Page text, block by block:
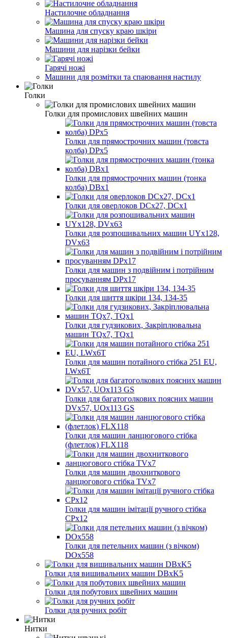
Настилочне обладнання
Машина для спуску краю шкіри
Машини для нарізки бейки
Гарячі ножі
Машини для розмітки та спаювання настилу
Голки
Голки для промислових швейних машин
Голки для прямострочних машин (товста
колба) DPx5
Голки для прямострочних машин (тонка
колба) DBx1
Голки для оверлоков DCх27, DCх1
Голки для розпошивальних машин UYx128,
DVх63
Голки для машин з подвійним і потрійним
просуванням DPx17
Голки для шиття шкіри 134, 134-35
Голки для гудзикових, Закріплювальна
машин TQх7, TQх1
Голки для машин потайного стібка 251 EU,
LWx6T
Голки для багатоголкових поясних машин
DVx57, UOx113 GS
Голки для машин ланцюгового стібка
(флетлок) FLX118
Голки для машин двохниткового
ланцюгового стібка TVх7
Голки для машин імітації ручного стібка
CPх12
Голки для петельних машин (з вічком)
DOх558
Голки для вишивальних машин DBxK5
Голки для побутових швейних машин
Голки для ручних робіт
Нитки